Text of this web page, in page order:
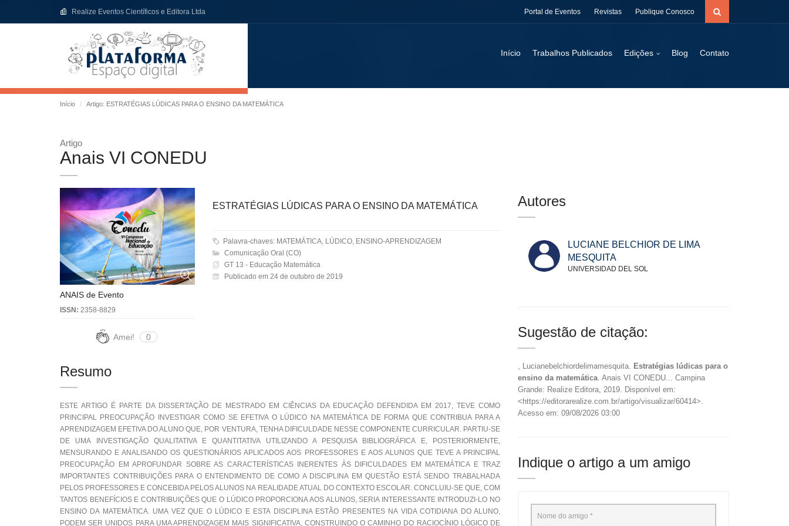
Realize Eventos Científicos e Editora Ltda Portal de Eventos Revistas Publique Conosco
Início Trabalhos Publicados Edições Blog Contato
Início Artigo: ESTRATÉGIAS LÚDICAS PARA O ENSINO DA MATEMÁTICA
Artigo
Anais VI CONEDU
ANAIS de Evento
ISSN: 2358-8829
Amei! 0
ESTRATÉGIAS LÚDICAS PARA O ENSINO DA MATEMÁTICA
Palavra-chaves: MATEMÁTICA, LÚDICO, ENSINO-APRENDIZAGEM
Comunicação Oral (CO)
GT 13 - Educação Matemática
Publicado em 24 de outubro de 2019
Resumo
ESTE ARTIGO É PARTE DA DISSERTAÇÃO DE MESTRADO EM CIÊNCIAS DA EDUCAÇÃO DEFENDIDA EM 2017, TEVE COMO
PRINCIPAL PREOCUPAÇÃO INVESTIGAR COMO SE EFETIVA O LÚDICO NA MATEMÁTICA DE FORMA QUE CONTRIBUA PARA A
APRENDIZAGEM EFETIVA DO ALUNO QUE, POR VENTURA, TENHA DIFICULDADE NESSE COMPONENTE CURRICULAR. PARTIU-SE
DE UMA INVESTIGAÇÃO QUALITATIVA E QUANTITATIVA UTILIZANDO A PESQUISA BIBLIOGRÁFICA E, POSTERIORMENTE,
MENSURANDO E ANALISANDO OS QUESTIONÁRIOS APLICADOS AOS PROFESSORES E AOS ALUNOS QUE TEVE A PRINCIPAL
PREOCUPAÇÃO EM APROFUNDAR SOBRE AS CARACTERÍSTICAS INERENTES ÀS DIFICULDADES EM MATEMÁTICA E TRAZ
IMPORTANTES CONTRIBUIÇÕES PARA O ENTENDIMENTO DE COMO A DISCIPLINA EM QUESTÃO ESTÁ SENDO TRABALHADA
PELOS PROFESSORES E CONCEBIDA PELOS ALUNOS NA REALIDADE ATUAL DO CONTEXTO ESCOLAR. CONCLUIU-SE QUE, COM
TANTOS BENEFÍCIOS E CONTRIBUIÇÕES QUE O LÚDICO PROPORCIONA AOS ALUNOS, SERIA INTERESSANTE INTRODUZI-LO NO
ENSINO DA MATEMÁTICA. UMA VEZ QUE O LÚDICO E ESTA DISCIPLINA ESTÃO PRESENTES NA VIDA COTIDIANA DO ALUNO,
PODEM SER UNIDOS PARA UMA APRENDIZAGEM MAIS SIGNIFICATIVA, CONSTRUINDO O CAMINHO DO RACIOCÍNIO LÓGICO DE
Autores
LUCIANE BELCHIOR DE LIMA
MESQUITA
UNIVERSIDAD DEL SOL
Sugestão de citação:
, Lucianebelchiordelimamesquita. Estratégias lúdicas para o
ensino da matemática. Anais VI CONEDU... Campina
Grande: Realize Editora, 2019. Disponível em:
<https://editorarealize.com.br/artigo/visualizar/60414>.
Acesso em: 09/08/2026 03:00
Indique o artigo a um amigo